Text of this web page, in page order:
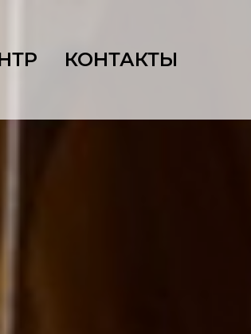
КОНТАКТЫ